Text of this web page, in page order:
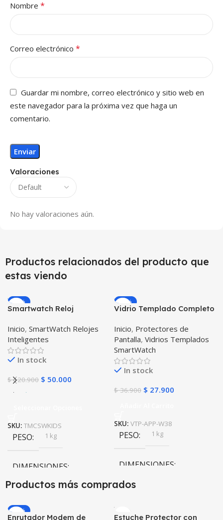
Valoraciones
No hay valoraciones aún.
Nombre *
Correo electrónico *
Guardar mi nombre, correo electrónico y sitio web en
este navegador para la próxima vez que haga un
comentario.
Productos relacionados del producto que
estas viendo
-59%
Smartwatch Reloj
GPS Ubicar Niños SOS
Inicio, SmartWatch Relojes
Inteligentes
In stock
$120.900 $ 50.000
SKU: TMCSWKIDS
PESO 1 kg
DIMENSIONES
-24%
Vidrio Templado Completo
38mm
Inicio, Protectores de
Pantalla, Vidrios Templados
SmartWatch
In stock
$36.900 $ 27.900
SKU: VTP-APP-W38
PESO 1 kg
DIMENSIONES
10 × 10 × 10 cm
Productos más comprados
-20%
Enrutador Modem de Estuche Protector con